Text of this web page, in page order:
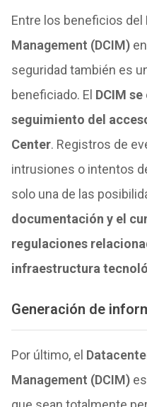
Entre los beneficios del
Management (DCIM)en
seguridad también es
beneficiado. El DCIM
seguimiento del
Center. Registros de
intrusiones o intentos
solo una de las
documentación y el
regulaciones
infraestructura
Generación de
Por último, el
Management (DCIM)es